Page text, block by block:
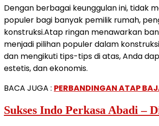
Dengan berbagai keunggulan ini, tidak
populer bagi banyak pemilik rumah,
konstruksi.Atap ringan menawarkan
menjadi pilihan populer dalam
dan mengikuti tips-tips di atas, Anda
estetis, dan ekonomis.
BACA JUGA : PERBANDINGAN ATAP
Sukses Indo Perkasa Abadi –